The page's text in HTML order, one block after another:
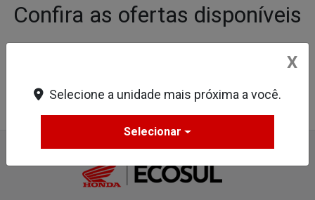
Confira as ofertas disponíveis
Não encontramos ofertas disponíveis para essa loja.
X
Selecione a unidade mais próxima a você.
Selecionar